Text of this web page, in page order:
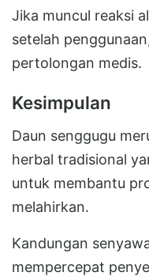
Jika muncul reaksi
setelah
pertolongan medis.
Kesimpulan
Daun senggugu
herbal tradisional
untuk membantu
melahirkan.
Kandungan
mempercepat